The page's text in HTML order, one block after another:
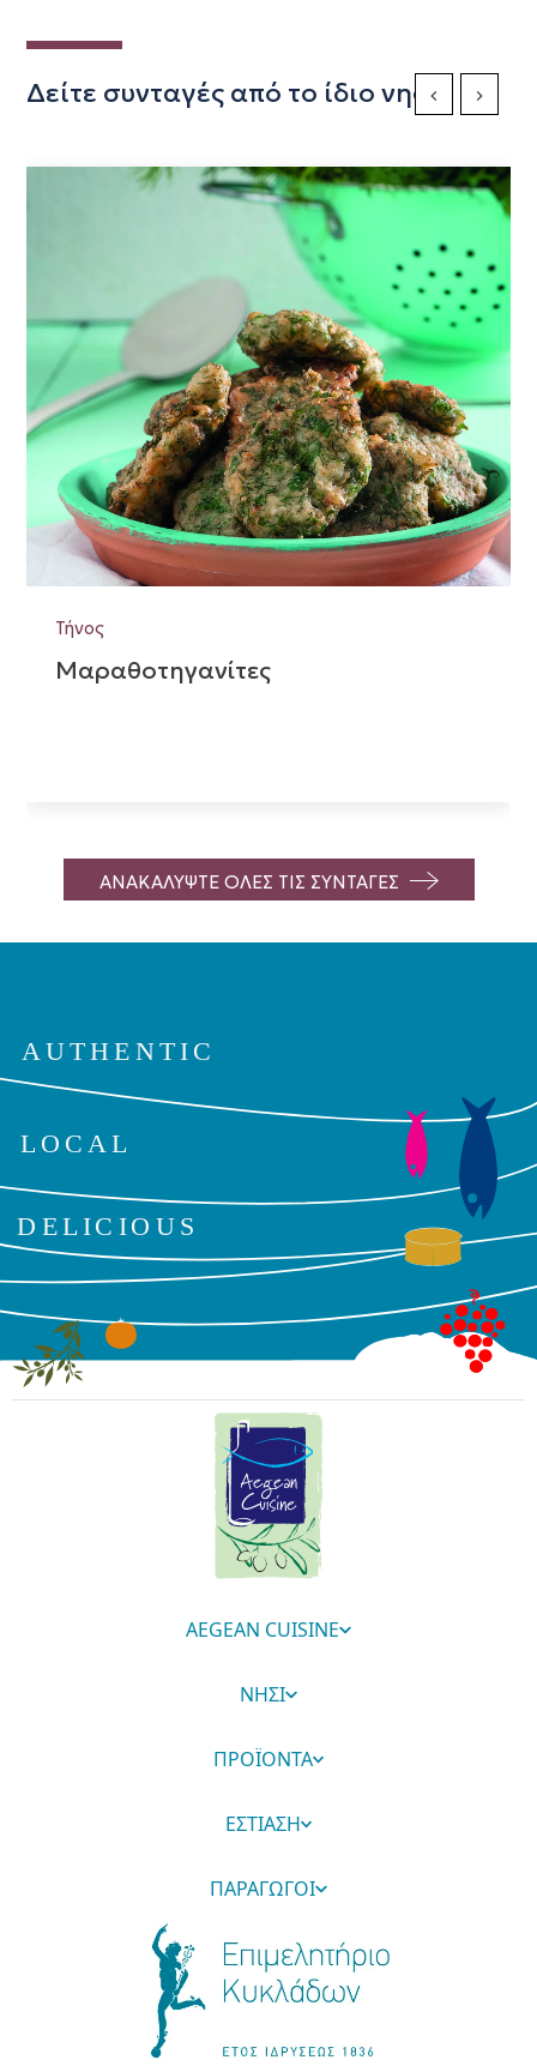
Δείτε συνταγές από το ίδιο νησί
Τήνος
Μαραθοτηγανίτες
Previous Slide
Next
ΑΝΑΚΑΛΥΨΤΕ ΟΛΕΣ ΤΙΣ ΣΥΝΤΑΓΕΣ
AEGEAN CUISINE
ΝΗΣΙ
ΠΡΟΪΟΝΤΑ
ΕΣΤΙΑΣΗ
ΠΑΡΑΓΩΓΟΙ